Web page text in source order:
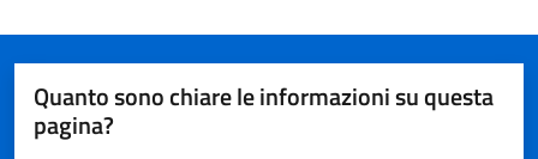
Quanto sono chiare le informazioni su questa
pagina?